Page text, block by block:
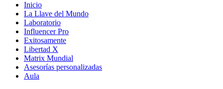
Inicio
La Llave del Mundo
Laboratorio
Influencer Pro
Exitosamente
Libertad X
Matrix Mundial
Asesorías personalizadas
Aula